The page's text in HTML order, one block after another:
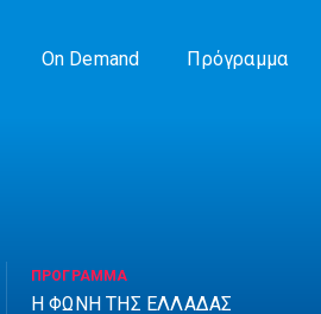
On Demand Πρόγραμμα
ΠΡΟΓΡΑΜΜΑ
Η ΦΩΝΗ ΤΗΣ ΕΛΛΑΔΑΣ